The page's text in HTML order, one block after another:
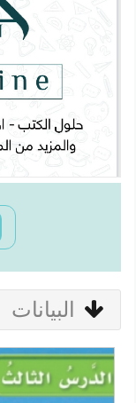
البيانات